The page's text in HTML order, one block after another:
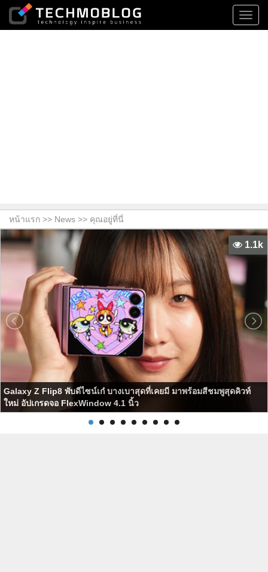
หน้าแรก >> News >> คุณอยู่ที่นี่
Galaxy Z Flip8 พับดีไซน์เก๋ บางเบาสุดที่เคยมี มาพร้อมสีชมพูสุดคิวท์
ใหม่ อัปเกรดจอ FlexWindow 4.1 นิ้ว
1.1k